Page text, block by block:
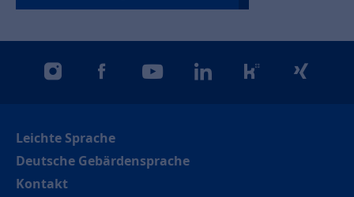
instagramfacebookyoutubelinkedinkununuxing
Leichte Sprache
Deutsche Gebärdensprache
Kontakt